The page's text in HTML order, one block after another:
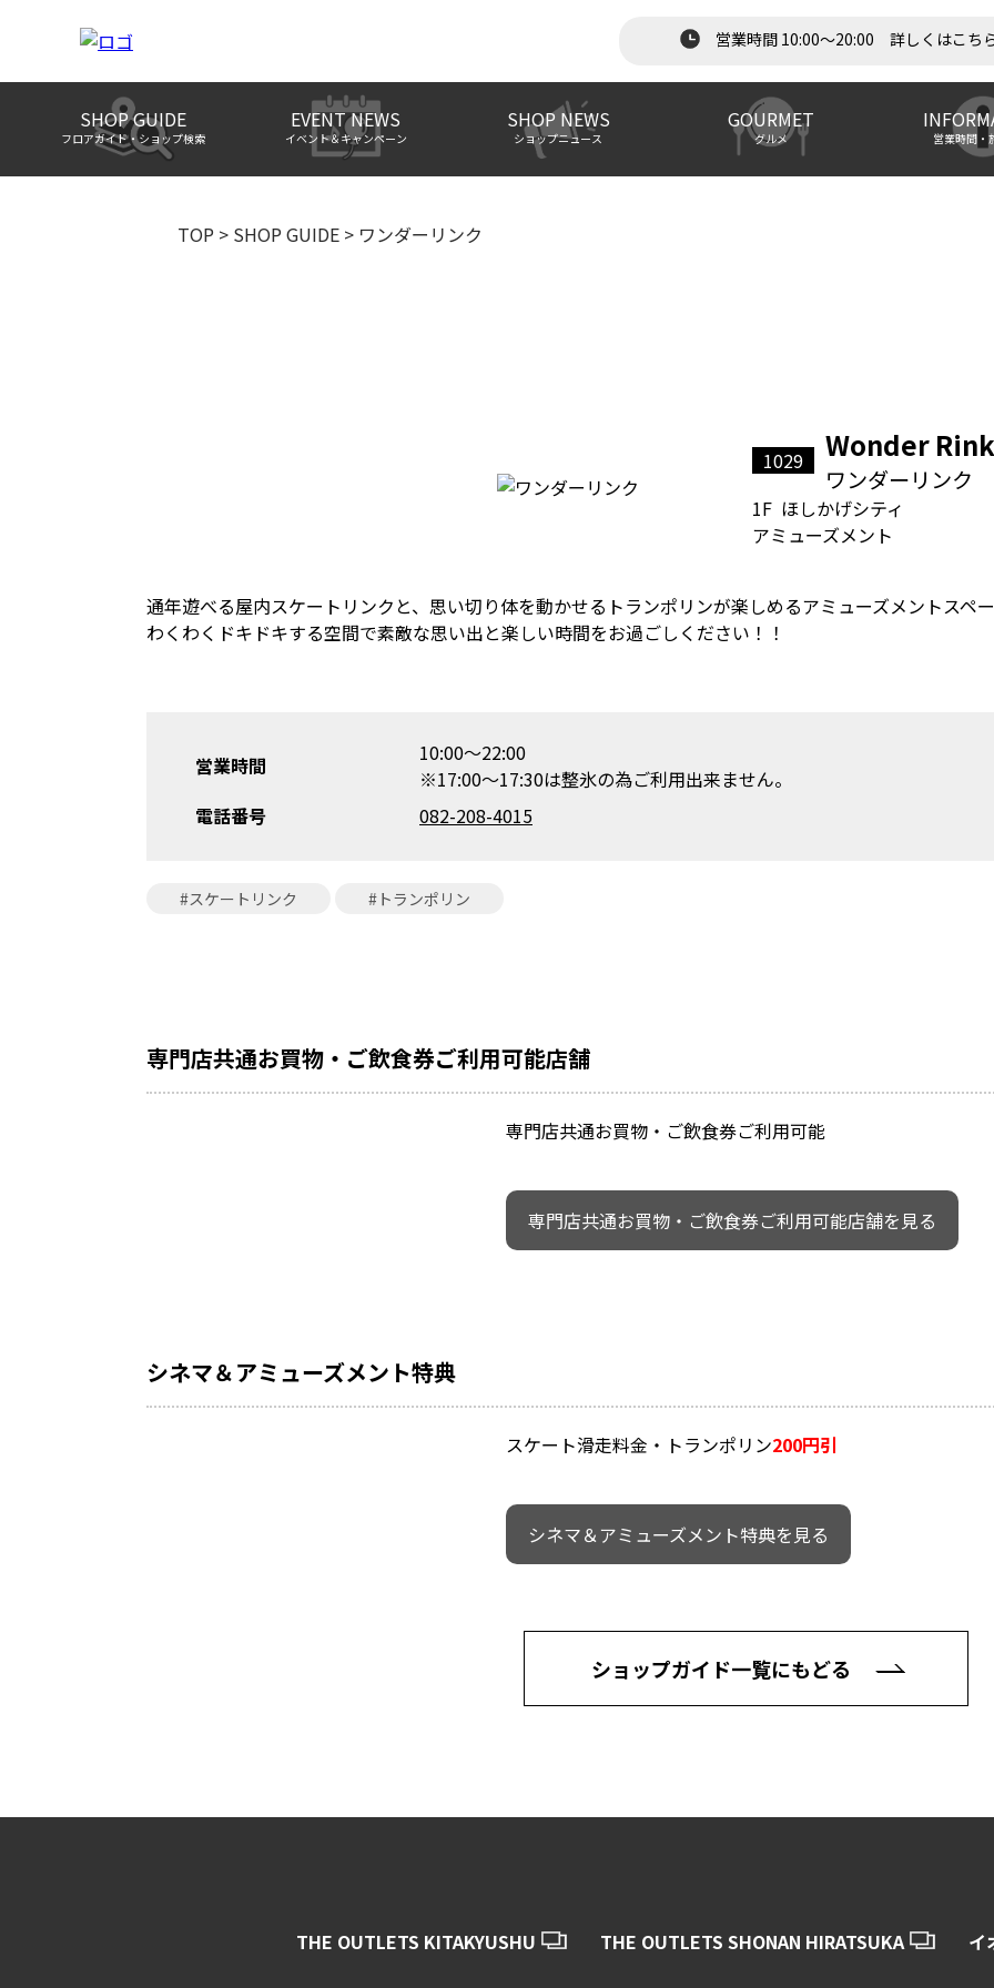
営業時間 10:00～20:00 詳しくはこち
SHOP GUIDE
フロアガイド・ショップ検索
EVENT NEWS
イベント＆キャンペーン
SHOP NEWS
ショップニュース
GOURMET
グルメ 営業時間・
TOP > SHOP GUIDE > ワンダーリンク
1029 Wonder Rink
ワンダーリンク
1F ほしかげシティ
アミューズメント
通年遊べる屋内スケートリンクと、思い切り体を動かせるトランポリンが楽しめるアミューズメントスペー
わくわくドキドキする空間で素敵な思い出と楽しい時間をお過ごしください！！
営業時間
10:00～22:00
※17:00～17:30は整氷の為ご利用出来ません。
電話番号
082-208-4015
#スケートリンク #トランポリン
専門店共通お買物・ご飲食券ご利用可能店舗
専門店共通お買物・ご飲食券ご利用可能
専門店共通お買物・ご飲食券ご利用可能店舗を見る
シネマ＆アミューズメント特典
スケート滑走料金・トランポリン200円引
シネマ＆アミューズメント特典を見る
ショップガイド一覧にもどる
THE OUTLETS KITAKYUSHU THE OUTLETS SHONAN HIRATSUKA イ